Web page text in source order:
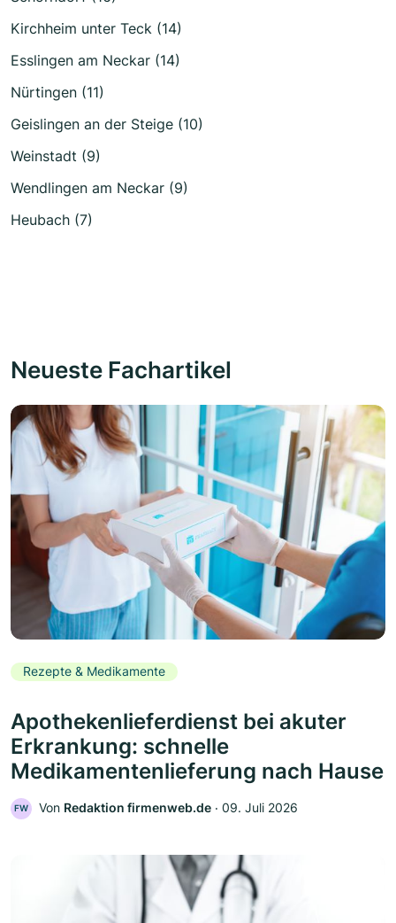
Kirchheim unter Teck (14)
Esslingen am Neckar (14)
Nürtingen (11)
Geislingen an der Steige (10)
Weinstadt (9)
Wendlingen am Neckar (9)
Heubach (7)
Neueste Fachartikel
Rezepte & Medikamente
Apothekenlieferdienst bei akuter
Erkrankung: schnelle
Medikamentenlieferung nach Hause
FW Von Redaktion firmenweb.de ‧ 09. Juli 2026